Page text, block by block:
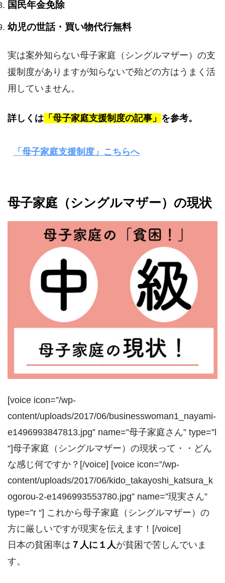
国民年金免除
幼児の世話・買い物代行無料
実は案外知らない母子家庭（シングルマザー）の支
援制度がありますが知らないで殆どの方はうまく活
用していません。
詳しくは 「母子家庭支援制度の記事」 を参考。
「母子家庭支援制度」こちらへ
母子家庭（シングルマザー）の現状
[voice icon=”/wp-
content/uploads/2017/06/businesswoman1_nayami-
e1496993847813.jpg” name=”母子家庭さん” type=”l
“]母子家庭（シングルマザー）の現状って・・どん
な感じ何ですか？[/voice] [voice icon=”/wp-
content/uploads/2017/06/kido_takayoshi_katsura_k
ogorou-2-e1496993553780.jpg” name=”現実さん”
type=”r “] これから母子家庭（シングルマザー）の
方に厳しいですが現実を伝えます！[/voice]
日本の貧困率は ７人に１人が貧困で苦しんでいま
す。